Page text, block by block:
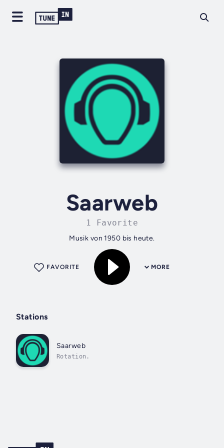
Saarweb
1 Favorite
Musik von 1950 bis heute.
MORE
FAVORITE
Stations
Saarweb
Rotation.